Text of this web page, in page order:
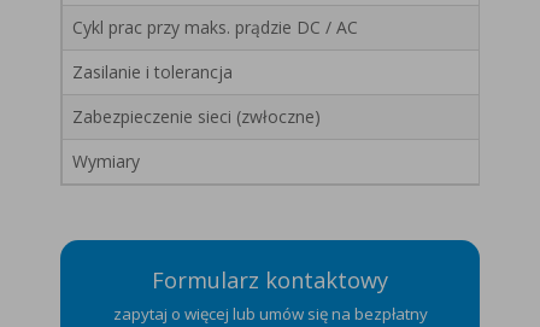
Cykl prac przy maks. prądzie DC / AC
Zasilanie i tolerancja
Zabezpieczenie sieci (zwłoczne)
Wymiary
Formularz kontaktowy
zapytaj o więcej lub umów się na bezpłatny